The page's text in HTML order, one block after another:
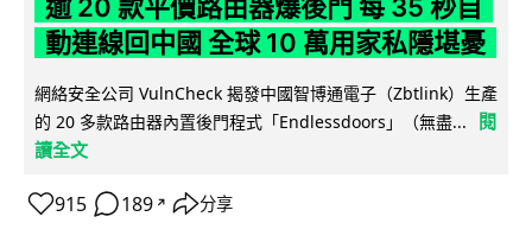
逾 20 款平價路由器爆後門 每 35 秒自
動連線回中國 全球 10 萬用家私隱堪憂
網絡安全公司 VulnCheck 揭發中國智博通電子（Zbtlink）生產
的 20 多款路由器內置後門程式「Endlessdoors」（無盡...
閱
讀全文
915 189 ↗ 分享